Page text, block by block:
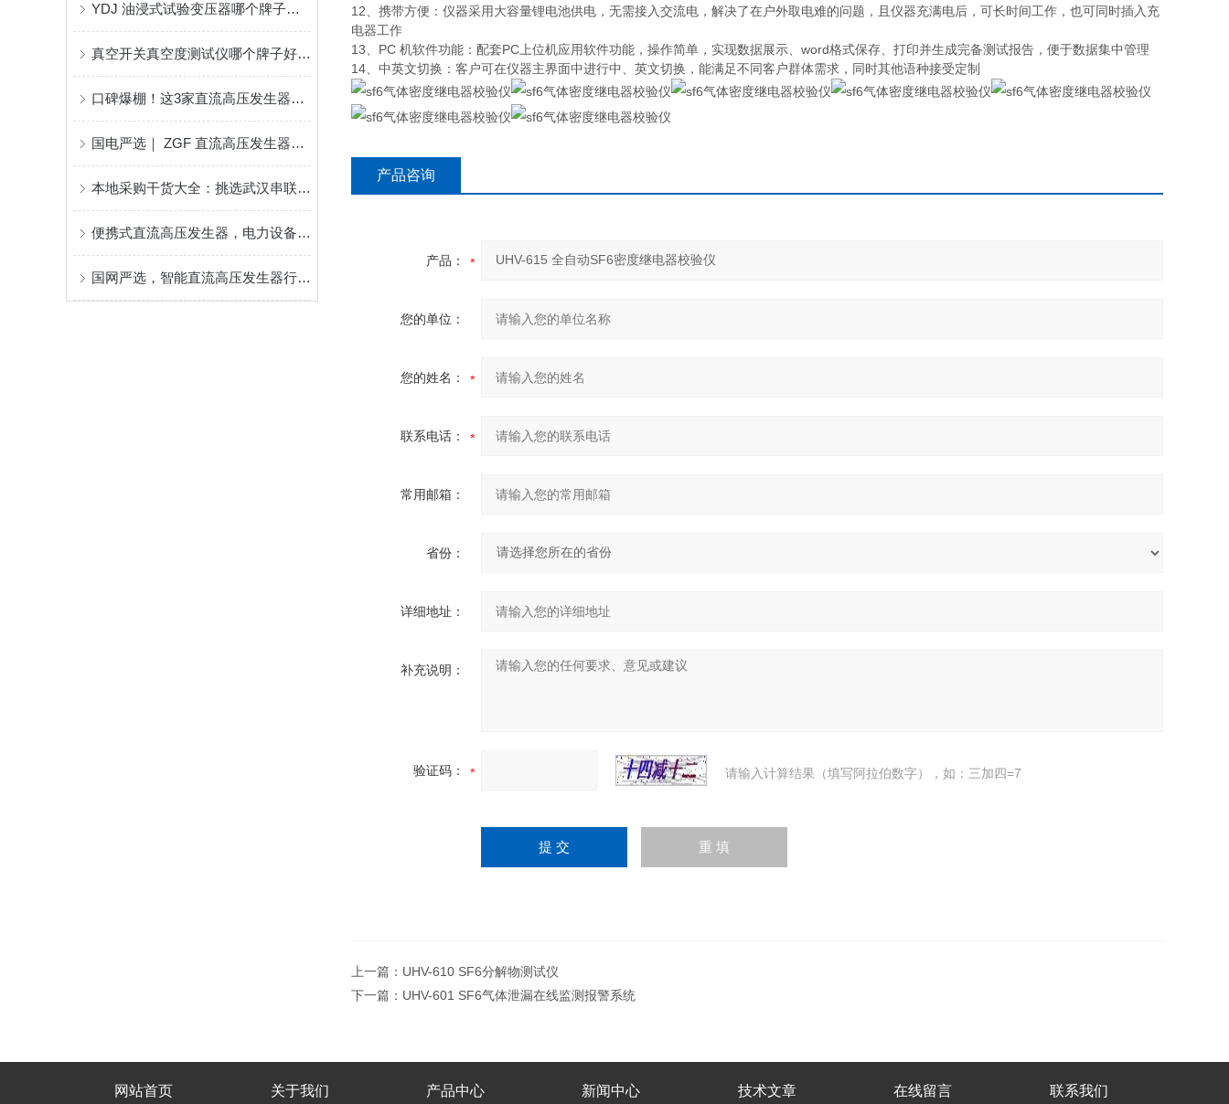
YDJ 油浸式试验变压器哪个牌子好？
真空开关真空度测试仪哪个牌子好：武汉特高压真空测试仪价值探讨
口碑爆棚！这3家直流高压发生器制造商，客户复购率超80%！
国电严选｜ ZGF 直流高压发生器怎么选，武汉特高压与武汉承试电气技术解析
本地采购干货大全：挑选武汉串联谐振厂家，7个核心要点一定要记牢！
便携式直流高压发生器，电力设备品牌排名2025
国网严选，智能直流高压发生器行业优选品牌，两大厂家优势解析
12、携带方便：仪器采用大容量锂电池供电，无需接入交流电，解决了在户外取电难的问题，且仪器充满电后，可长时间工作，也可同时插入充
电器工作
13、PC 机软件功能：配套PC上位机应用软件功能，操作简单，实现数据展示、word格式保存、打印并生成完备测试报告，便于数据集中管理
14、中英文切换：客户可在仪器主界面中进行中、英文切换，能满足不同客户群体需求，同时其他语种接受定制
产品咨询
产品：
您的单位：
您的姓名：
联系电话：
常用邮箱：
省份：
详细地址：
补充说明：
验证码： 请输入计算结果（填写阿拉伯数字），如：三加四=7
上一篇： UHV-610 SF6分解物测试仪
下一篇： UHV-601 SF6气体泄漏在线监测报警系统
网站首页 关于我们 产品中心 新闻中心 技术文章 在线留言 联系我们